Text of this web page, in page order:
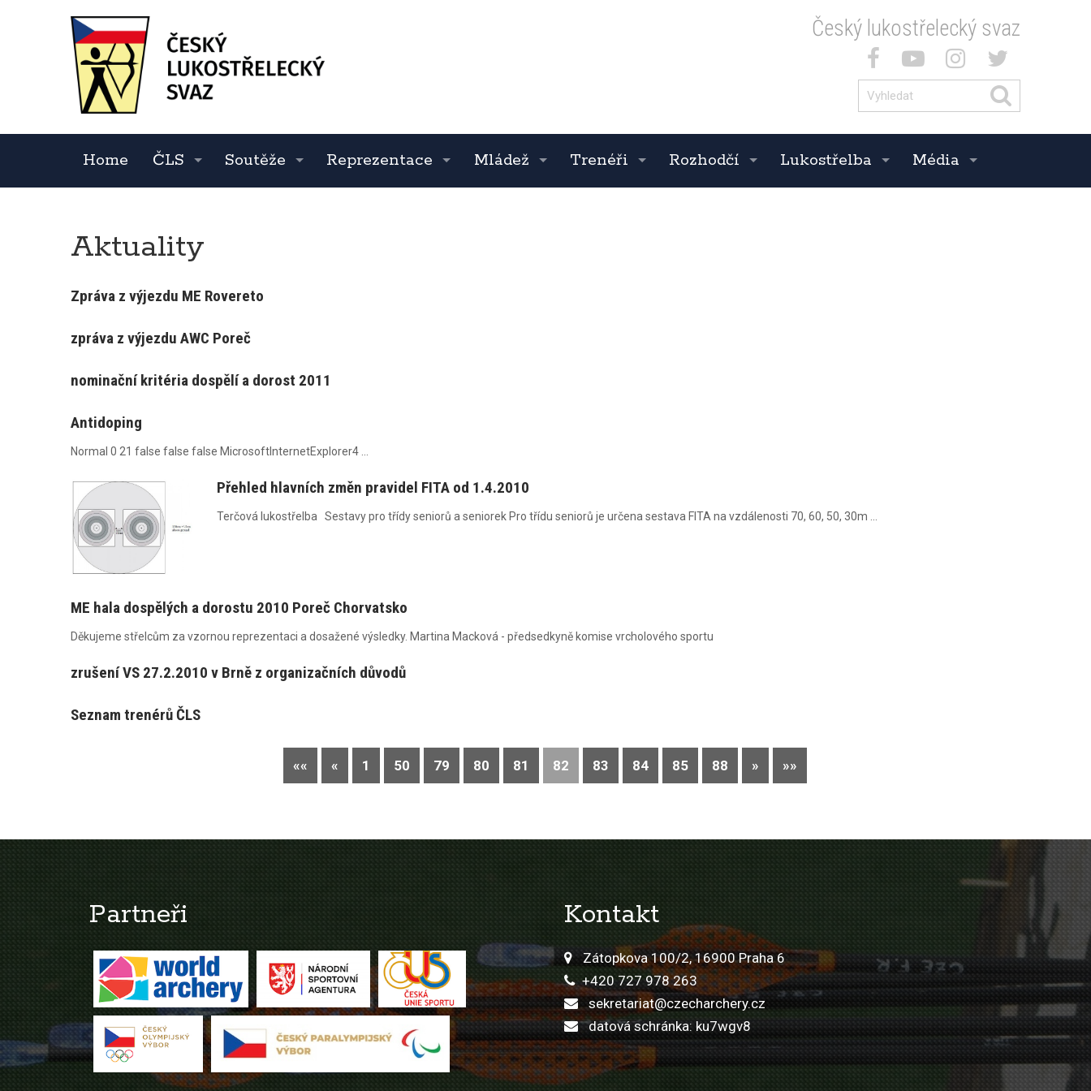
Český lukostřelecký svaz
Home ČLS Soutěže Reprezentace Mládež Trenéři Rozhodčí Lukostřelba Média
Aktuality
Zpráva z výjezdu ME Rovereto
zpráva z výjezdu AWC Poreč
nominační kritéria dospělí a dorost 2011
Antidoping
Normal 0 21 false false false MicrosoftInternetExplorer4 ...
Přehled hlavních změn pravidel FITA od 1.4.2010
Terčová lukostřelba Sestavy pro třídy seniorů a seniorek Pro třídu seniorů je určena sestava FITA na vzdálenosti 70, 60, 50, 30m ...
ME hala dospělých a dorostu 2010 Poreč Chorvatsko
Děkujeme střelcům za vzornou reprezentaci a dosažené výsledky. Martina Macková - předsedkyně komise vrcholového sportu
zrušení VS 27.2.2010 v Brně z organizačních důvodů
Seznam trenérů ČLS
«« « 1 50 79 80 81 82 83 84 85 88 » »»
Partneři Kontakt
Zátopkova 100/2, 16900 Praha 6
+420 727 978 263
sekretariat@czecharchery.cz
datová schránka: ku7wgv8